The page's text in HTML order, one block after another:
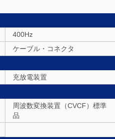
400Hz
ケーブル・コネクタ
充放電装置
周波数変換装置（CVCF）標準
品